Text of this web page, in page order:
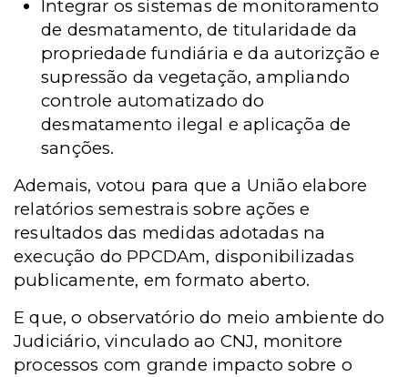
Integrar os sistemas de monitoramento
de desmatamento, de titularidade da
propriedade fundiária e da autorizção e
supressão da vegetação, ampliando
controle automatizado do
desmatamento ilegal e aplicaçõa de
sanções.
Ademais, votou para que a União elabore
relatórios semestrais sobre ações e
resultados das medidas adotadas na
execução do PPCDAm, disponibilizadas
publicamente, em formato aberto.
E que, o observatório do meio ambiente do
Judiciário, vinculado ao CNJ, monitore
processos com grande impacto sobre o